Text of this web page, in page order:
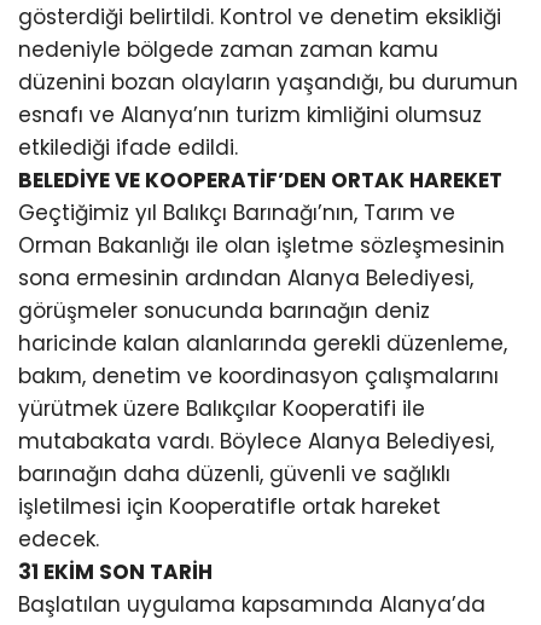
gösterdiği belirtildi. Kontrol ve denetim eksikliği
nedeniyle bölgede zaman zaman kamu
düzenini bozan olayların yaşandığı, bu durumun
esnafı ve Alanya’nın turizm kimliğini olumsuz
etkilediği ifade edildi.
BELEDİYE VE KOOPERATİF’DEN ORTAK HAREKET
Geçtiğimiz yıl Balıkçı Barınağı’nın, Tarım ve
Orman Bakanlığı ile olan işletme sözleşmesinin
sona ermesinin ardından Alanya Belediyesi,
görüşmeler sonucunda barınağın deniz
haricinde kalan alanlarında gerekli düzenleme,
bakım, denetim ve koordinasyon çalışmalarını
yürütmek üzere Balıkçılar Kooperatifi ile
mutabakata vardı. Böylece Alanya Belediyesi,
barınağın daha düzenli, güvenli ve sağlıklı
işletilmesi için Kooperatifle ortak hareket
edecek.
31 EKİM SON TARİH
Başlatılan uygulama kapsamında Alanya’da